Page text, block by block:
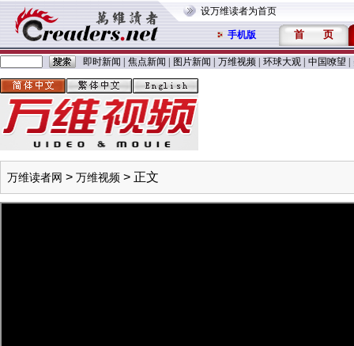
设万维读者为首页
手机版 首 页
即时新闻 焦点新闻 图片新闻 万维视频 环球大观 中国嘹望
万维读者网 > 万维视频 > 正文